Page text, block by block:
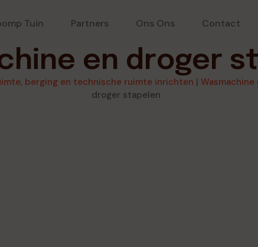
Tuin Partners Ons Ons Contact
en droger
berging en technische ruimte inrichten |
droger stapelen